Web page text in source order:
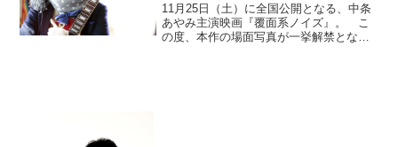
11月25日（土）に全国公開となる、中条
あやみ主演映画『覆面系ノイズ』。 こ
の度、本作の場面写真が一挙解禁となっ